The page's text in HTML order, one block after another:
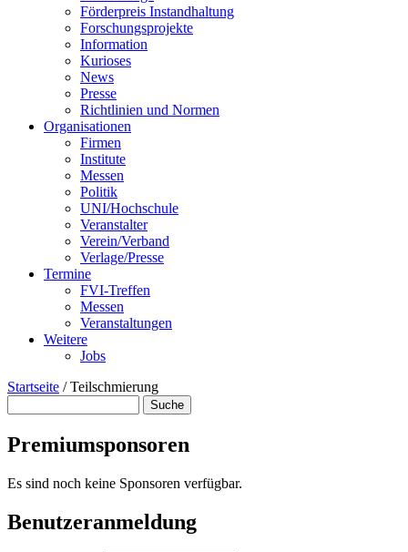
Förderpreis Instandhaltung
Forschungsprojekte
Information
Kurioses
News
Presse
Richtlinien und Normen
Organisationen
Firmen
Institute
Messen
Politik
UNI/Hochschule
Veranstalter
Verein/Verband
Verlage/Presse
Termine
FVI-Treffen
Messen
Veranstaltungen
Weitere
Jobs
Startseite /Teilschmierung
Premiumsponsoren
Es sind noch keine Sponsoren verfügbar.
Benutzeranmeldung